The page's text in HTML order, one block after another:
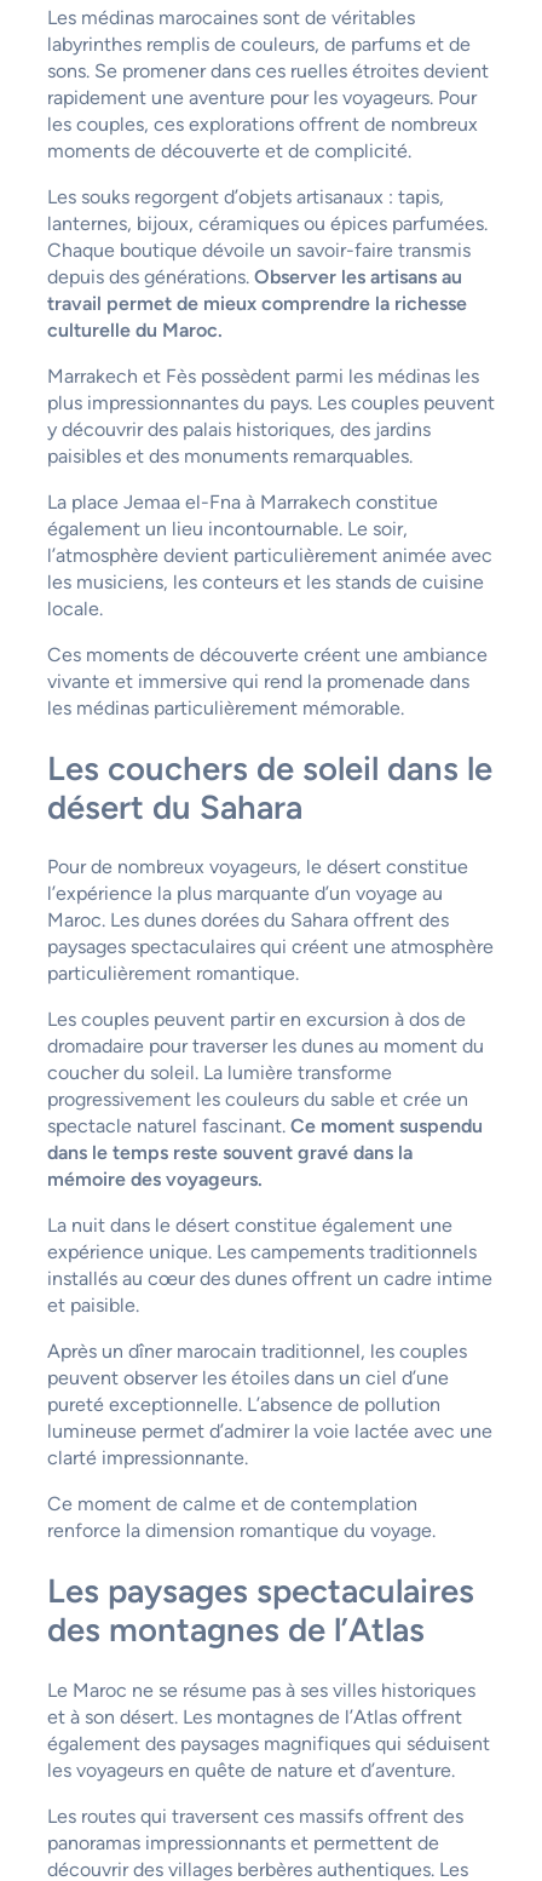
Les médinas marocaines sont de véritables
labyrinthes remplis de couleurs, de parfums et de
sons. Se promener dans ces ruelles étroites devient
rapidement une aventure pour les voyageurs. Pour
les couples, ces explorations offrent de nombreux
moments de découverte et de complicité.
Les souks regorgent d’objets artisanaux : tapis,
lanternes, bijoux, céramiques ou épices parfumées.
Chaque boutique dévoile un savoir-faire transmis
depuis des générations. Observer les artisans au
travail permet de mieux comprendre la richesse
culturelle du Maroc.
Marrakech et Fès possèdent parmi les médinas les
plus impressionnantes du pays. Les couples peuvent
y découvrir des palais historiques, des jardins
paisibles et des monuments remarquables.
La place Jemaa el-Fna à Marrakech constitue
également un lieu incontournable. Le soir,
l’atmosphère devient particulièrement animée avec
les musiciens, les conteurs et les stands de cuisine
locale.
Ces moments de découverte créent une ambiance
vivante et immersive qui rend la promenade dans
les médinas particulièrement mémorable.
Les couchers de soleil dans le
désert du Sahara
Pour de nombreux voyageurs, le désert constitue
l’expérience la plus marquante d’un voyage au
Maroc. Les dunes dorées du Sahara offrent des
paysages spectaculaires qui créent une atmosphère
particulièrement romantique.
Les couples peuvent partir en excursion à dos de
dromadaire pour traverser les dunes au moment du
coucher du soleil. La lumière transforme
progressivement les couleurs du sable et crée un
spectacle naturel fascinant. Ce moment suspendu
dans le temps reste souvent gravé dans la
mémoire des voyageurs.
La nuit dans le désert constitue également une
expérience unique. Les campements traditionnels
installés au cœur des dunes offrent un cadre intime
et paisible.
Après un dîner marocain traditionnel, les couples
peuvent observer les étoiles dans un ciel d’une
pureté exceptionnelle. L’absence de pollution
lumineuse permet d’admirer la voie lactée avec une
clarté impressionnante.
Ce moment de calme et de contemplation
renforce la dimension romantique du voyage.
Les paysages spectaculaires
des montagnes de l’Atlas
Le Maroc ne se résume pas à ses villes historiques
et à son désert. Les montagnes de l’Atlas offrent
également des paysages magnifiques qui séduisent
les voyageurs en quête de nature et d’aventure.
Les routes qui traversent ces massifs offrent des
panoramas impressionnants et permettent de
découvrir des villages berbères authentiques. Les